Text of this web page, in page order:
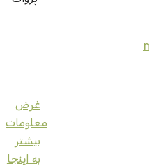
غرض
معلومات
بيشتر
به اينجا